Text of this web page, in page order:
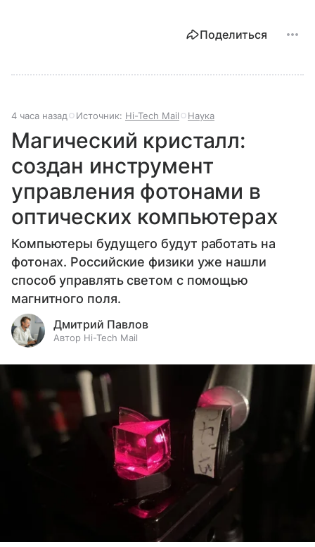
Поделиться
4 часа назад Источник: Hi-Tech Mail Наука
Магический кристалл:
создан инструмент
управления фотонами в
оптических компьютерах
Компьютеры будущего будут работать на
фотонах. Российские физики уже нашли
способ управлять светом с помощью
магнитного поля.
Дмитрий Павлов
Автор Hi-Tech Mail